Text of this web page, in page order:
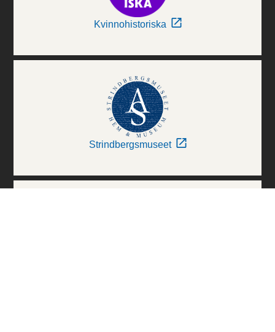
Kvinnohistoriska
Strindbergsmuseet